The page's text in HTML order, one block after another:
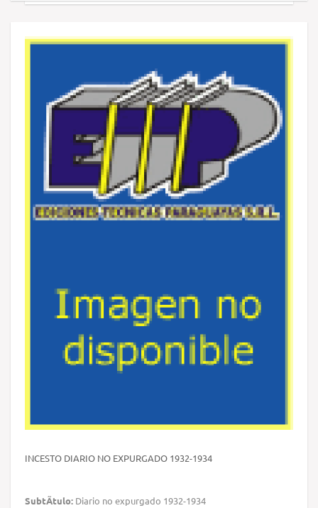
INCESTO DIARIO NO EXPURGADO 1932-1934
SubtÃ­tulo: Diario no expurgado 1932-1934